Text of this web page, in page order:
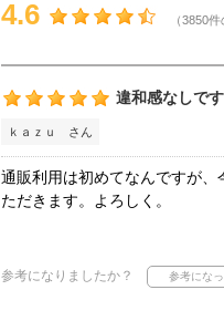
4.6 （3850件
違和感なしです
ｋａｚｕ さん
通販利用は初めてなんですが
ただきます。よろしく。
参考になりましたか？